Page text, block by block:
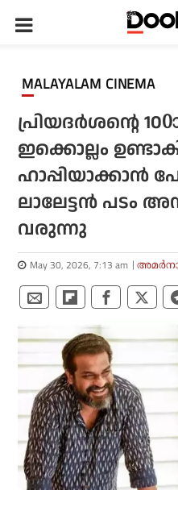
MALAYALAM CINEMA
പ്രിയദര്‍ശന്റെ
ഇക്കൊല്ലം
ഹാപ്പിയാക്കാന്‍
ലാലേട്ടന്‍ പടം
വരുന്നു
May 30, 2026, 7:13 am